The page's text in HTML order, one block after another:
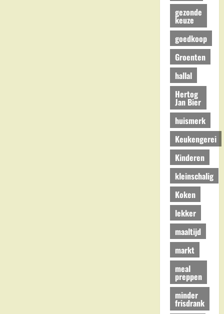
gezonde
keuze
goedkoop
Groenten
hallal
Hertog
Jan Bier
huismerk
Keukengerei
Kinderen
kleinschalig
Koken
lekker
maaltijd
markt
meal
preppen
minder
frisdrank